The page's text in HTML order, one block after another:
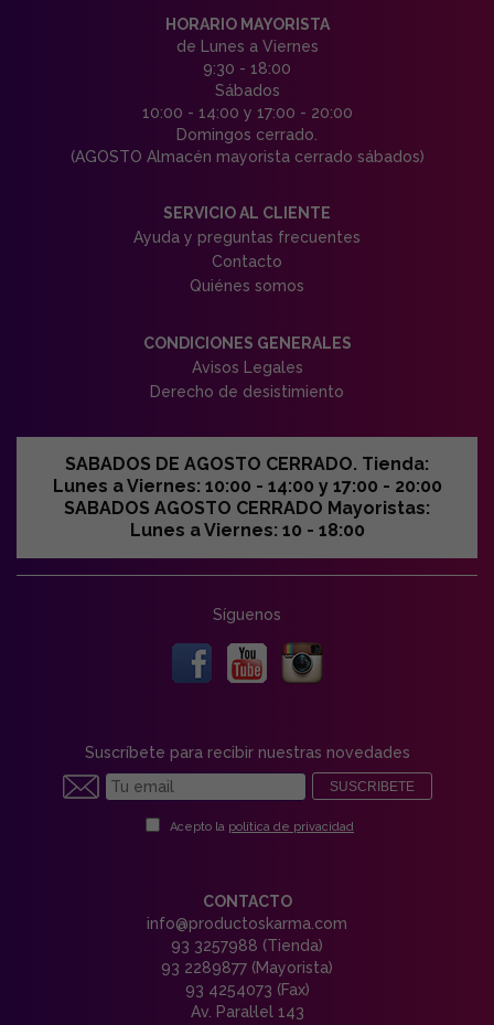
HORARIO MAYORISTA
de Lunes a Viernes
9:30 - 18:00
Sábados
10:00 - 14:00 y 17:00 - 20:00
Domingos cerrado.
(AGOSTO Almacén mayorista cerrado sábados)
SERVICIO AL CLIENTE
Ayuda y preguntas frecuentes
Contacto
Quiénes somos
CONDICIONES GENERALES
Avisos Legales
Derecho de desistimiento
SABADOS DE AGOSTO CERRADO. Tienda:
Lunes a Viernes: 10:00 - 14:00 y 17:00 - 20:00
SABADOS AGOSTO CERRADO Mayoristas:
Lunes a Viernes: 10 - 18:00
Síguenos
Suscríbete para recibir nuestras novedades
SUSCRIBETE
Acepto la política de privacidad
CONTACTO
info@productoskarma.com
93 3257988 (Tienda)
93 2289877 (Mayorista)
93 4254073 (Fax)
Av. Paral·lel 143